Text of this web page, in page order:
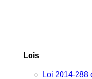
Lois
Loi 2014-288